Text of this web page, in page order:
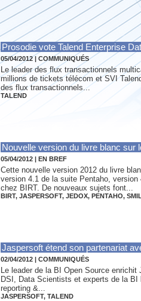
Prosodie vote Talend Enterprise
05/04/2012| COMMUNIQUÉS
Le leader des flux transactionnels
millions de tickets télécom et SVI
des flux transactionnels...
TALEND
Nouvelle version du livre blanc sur
05/04/2012 | EN BREF
Cette nouvelle version 2012 du livre
version 4.1 de la suite Pentaho,
chez BIRT. De nouveaux sujets font...
BIRT, JASPERSOFT, JEDOX, PENTAHO,
Jaspersoft étend son partenariat
02/04/2012 | COMMUNIQUÉS
Le leader de la BI Open Source enrichit
DSI, Data Scientists et experts de la
reporting &...
JASPERSOFT, TALEND